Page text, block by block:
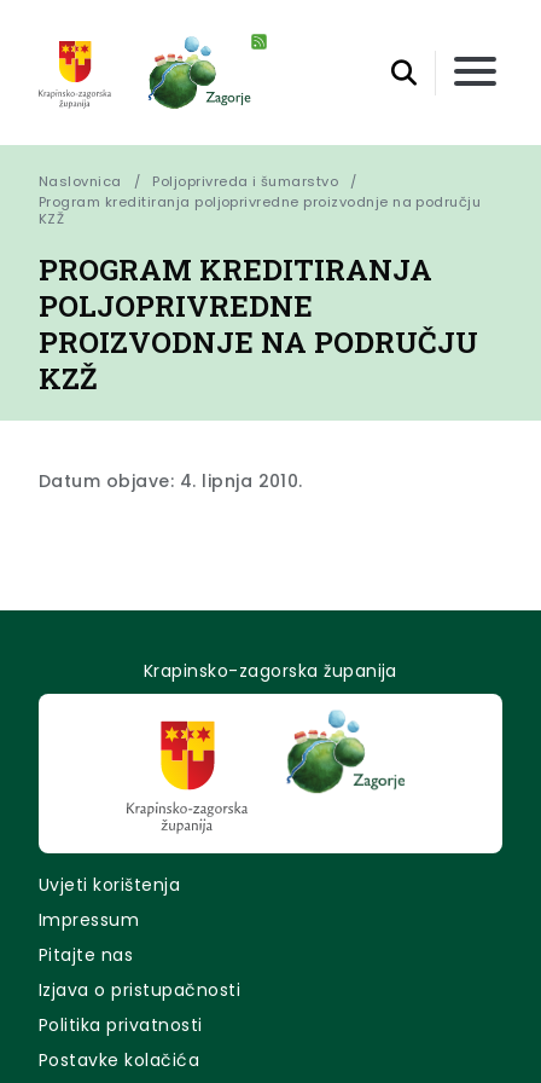
Naslovnica
Poljoprivreda i šumarstvo
Program kreditiranja poljoprivredne proizvodnje na području
KZŽ
PROGRAM KREDITIRANJA
POLJOPRIVREDNE
PROIZVODNJE NA PODRUČJU
KZŽ
Datum objave: 4. lipnja 2010.
Krapinsko-zagorska županija
Uvjeti korištenja
Impressum
Pitajte nas
Izjava o pristupačnosti
Politika privatnosti
Postavke kolačića